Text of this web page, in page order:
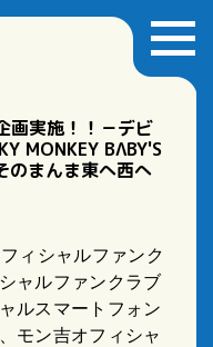
画実施！！－デビ
MONKEY BΛBY'S
まんま東へ西へ
ィシャルファンク
ャルファンクラブ
ルスマートフォン
モン吉オフィシャ